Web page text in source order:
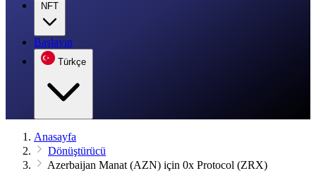
NFT
Başlayın
Türkçe
Anasayfa
Dönüştürücü
Azerbaijan Manat (AZN) için 0x Protocol (ZRX)